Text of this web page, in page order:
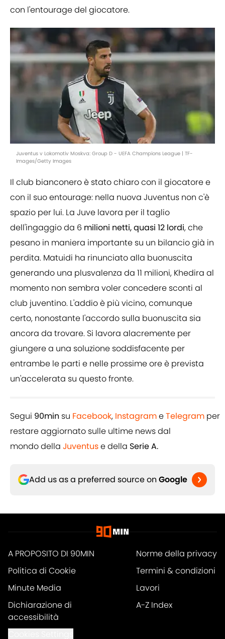
con l'entourage del giocatore.
Juventus v Lokomotiv Moskva: Group D - UEFA Champions League | TF-
Images/Getty Images
Il club bianconero è stato chiaro con il giocatore e
con il suo entourage: nella nuova Juventus non c'è
spazio per lui. La Juve lavora per il taglio
dell'ingaggio da 6 milioni netti, quasi 12 lordi, che
pesano in maniera importante su un bilancio già in
perdita. Matuidi ha rinunciato alla buonuscita
generando una plusvalenza da 11 milioni, Khedira al
momento non sembra voler concedere sconti al
club juventino. L'addio è più vicino, comunque
certo, nonostante l'accordo sulla buonuscita sia
ancora da trovare. Si lavora alacremente per
giungere a una soluzione soddisfacente per
entrambe le parti e nelle prossime ore è prevista
un'accelerata su questo fronte.
Segui 90min su Facebook, InstagrameTelegram per
restare aggiornato sulle ultime news dal
mondo della Juventuse della Serie A.
Add us as a preferred source on Google
A PROPOSITO DI 90MIN
Norme della privacy
Politica di Cookie
Termini & condizioni
Minute Media
Lavori
Dichiarazione di
accessibilità
A-Z Index